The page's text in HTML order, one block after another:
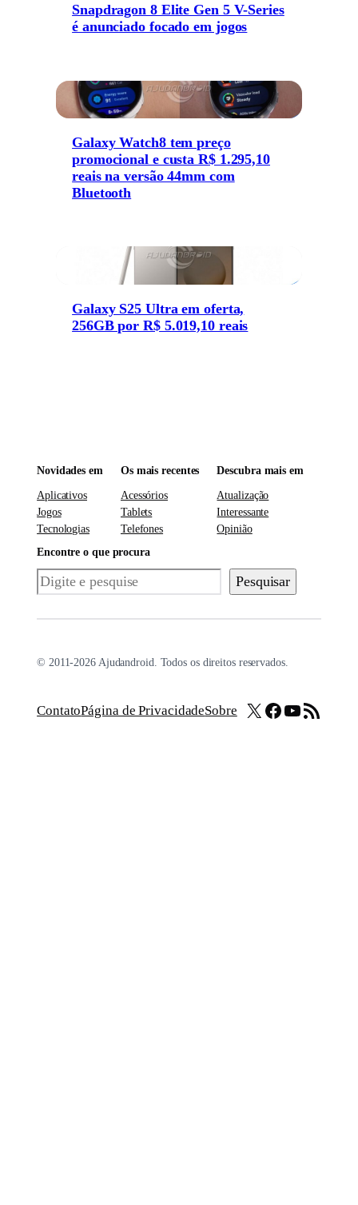
Snapdragon 8 Elite Gen 5 V-Series
é anunciado focado em jogos
Galaxy Watch8 tem preço
promocional e custa R$ 1.295,10
reais na versão 44mm com
Bluetooth
Galaxy S25 Ultra em oferta,
256GB por R$ 5.019,10 reais
Novidades em
Aplicativos
Jogos
Tecnologias
Os mais recentes
Acessórios
Tablets
Telefones
Descubra mais em
Atualização
Interessante
Opinião
Encontre o que procura
Pesquisar Pesquisar
© 2011-2026 Ajudandroid. Todos os direitos reservados.
ContatoPágina de PrivacidadeSobre X Facebook
Youtube
Feed RSS